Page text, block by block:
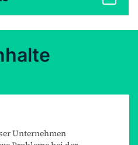
Unternehmen